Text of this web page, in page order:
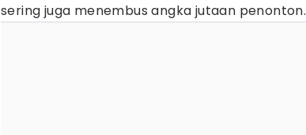
sering juga menembus angka jutaan penonton.